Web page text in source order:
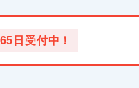
日受付中！